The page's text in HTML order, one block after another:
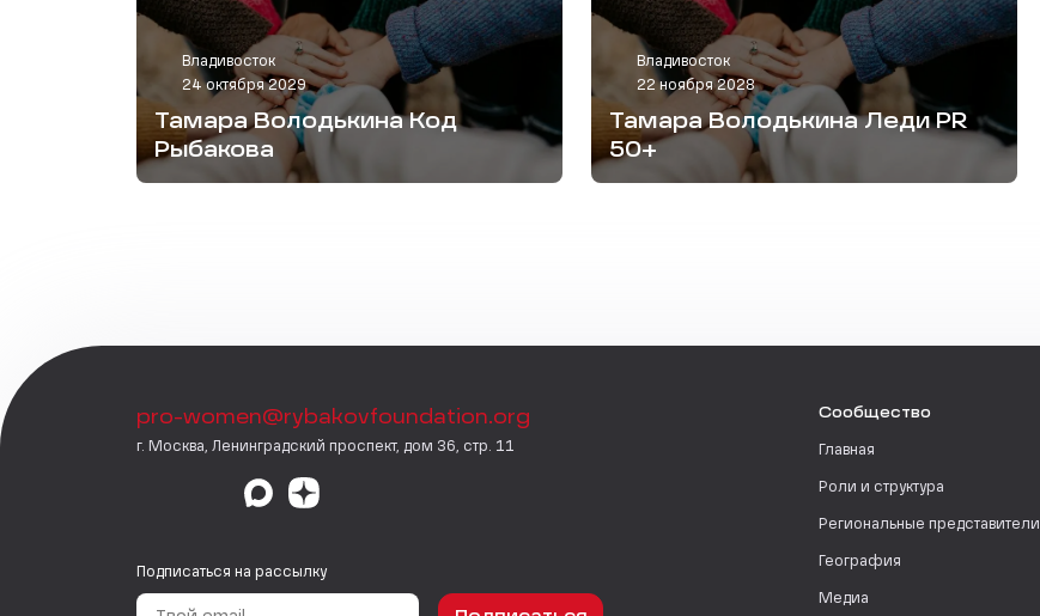
Владивосток
24 октября 2029
Тамара Володькина Код
Рыбакова
Владивосток
22 ноября 2028
Тамара Володькина Леди PR
50+
pro-women@rybakovfoundation.org
г. Москва, Ленинградский проспект, дом 36, стр. 11
Подписаться на рассылку
Сообщество
Главная
Роли и структура
Региональные представители
География
Медиа